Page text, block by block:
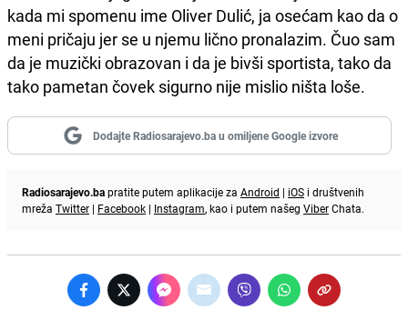
kada mi spomenu ime Oliver Dulić, ja osećam kao da o
meni pričaju jer se u njemu lično pronalazim. Čuo sam
da je muzički obrazovan i da je bivši sportista, tako da
tako pametan čovek sigurno nije mislio ništa loše.
Dodajte Radiosarajevo.ba u omiljene Google izvore
Radiosarajevo.bapratite putem aplikacije za Android | iOS i društvenih
mreža Twitter | Facebook | Instagram, kao i putem našeg ViberChata.